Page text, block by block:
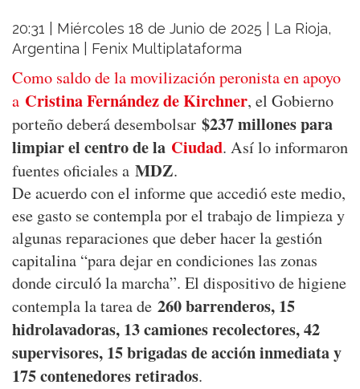
20:31 | Miércoles 18 de Junio de 2025 | La Rioja,
Argentina | Fenix Multiplataforma
Como saldo de la movilización peronista en apoyo
a Cristina Fernández de Kirchner, el Gobierno
porteño deberá desembolsar $237 millones para
limpiar el centro de la Ciudad. Así lo informaron
fuentes oficiales a MDZ.
De acuerdo con el informe que accedió este medio,
ese gasto se contempla por el trabajo de limpieza y
algunas reparaciones que deber hacer la gestión
capitalina “para dejar en condiciones las zonas
donde circuló la marcha”. El dispositivo de higiene
contempla la tarea de 260 barrenderos, 15
hidrolavadoras, 13 camiones recolectores, 42
supervisores, 15 brigadas de acción inmediata y
175 contenedores retirados.